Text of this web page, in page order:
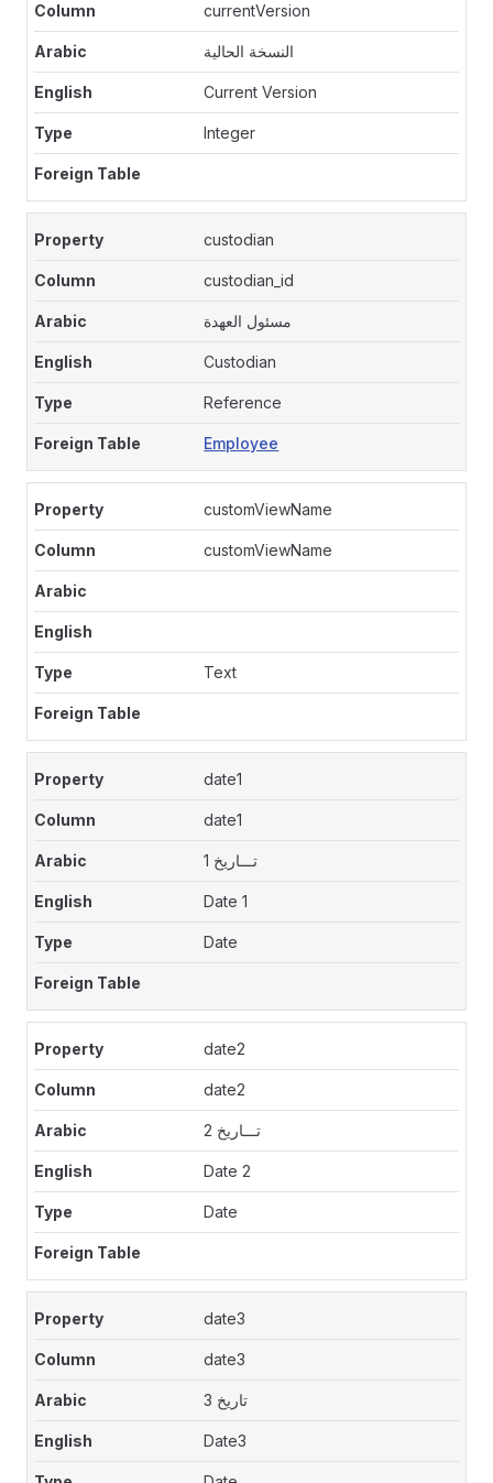
currentVersion
النسخة الحالية
Current Version
Integer
custodian
custodian_id
مسئول العهدة
Custodian
Reference
Employee
customViewName
customViewName
Text
date1
date1
تـــاريخ 1
Date 1
Date
date2
date2
تـــاريخ 2
Date 2
Date
date3
date3
تاريخ 3
Date3